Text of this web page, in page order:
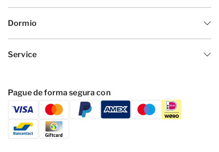
Dormio
Service
Pague de forma segura con